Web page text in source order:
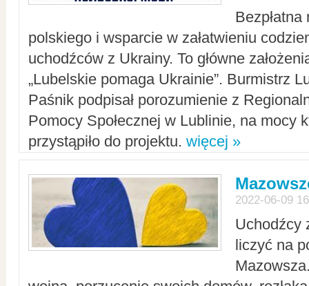
polskiego i wsparcie w załatwieniu
uchodźców z Ukrainy. To główne
„Lubelskie pomaga Ukrainie”. Burmistrz
Paśnik podpisał porozumienie z
Pomocy Społecznej w Lublinie, na mocy
przystąpiło do projektu. więcej »
2022-06-09
Uchodźcy
liczyć na